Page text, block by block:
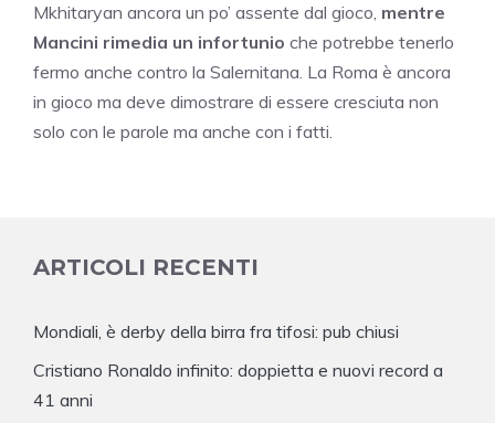
Mkhitaryan ancora un po’ assente dal gioco, mentre
Mancini rimedia un infortunio che potrebbe tenerlo
fermo anche contro la Salernitana. La Roma è ancora
in gioco ma deve dimostrare di essere cresciuta non
solo con le parole ma anche con i fatti.
ARTICOLI RECENTI
Mondiali, è derby della birra fra tifosi: pub chiusi
Cristiano Ronaldo infinito: doppietta e nuovi record a
41 anni